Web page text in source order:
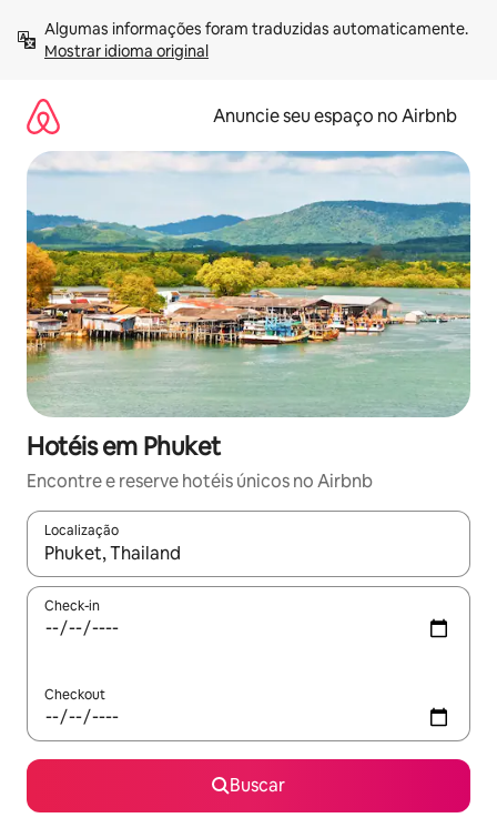
para
Mostrar idioma original
Anuncie seu espaço no Airbnb
Hotéis em Phuket
Encontre e reserve hotéis únicos no Airbnb
Localização
Quando os resultados estiverem disponíveis, explore-os
Check-in
Checkout
Buscar